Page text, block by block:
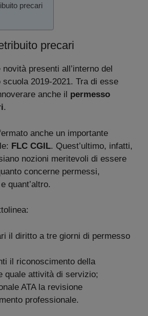
precari
precari
presenti all’interno del
2019-2021. Tra di esse
anche il permesso
.
anche un importante
FLC CGIL. Quest’ultimo, infatti,
nozioni meritevoli di essere
concerne permessi,
quant’altro.
il diritto a tre giorni di permesso
il riconoscimento della
quale attività di servizio;
ATA la revisione
professionale.